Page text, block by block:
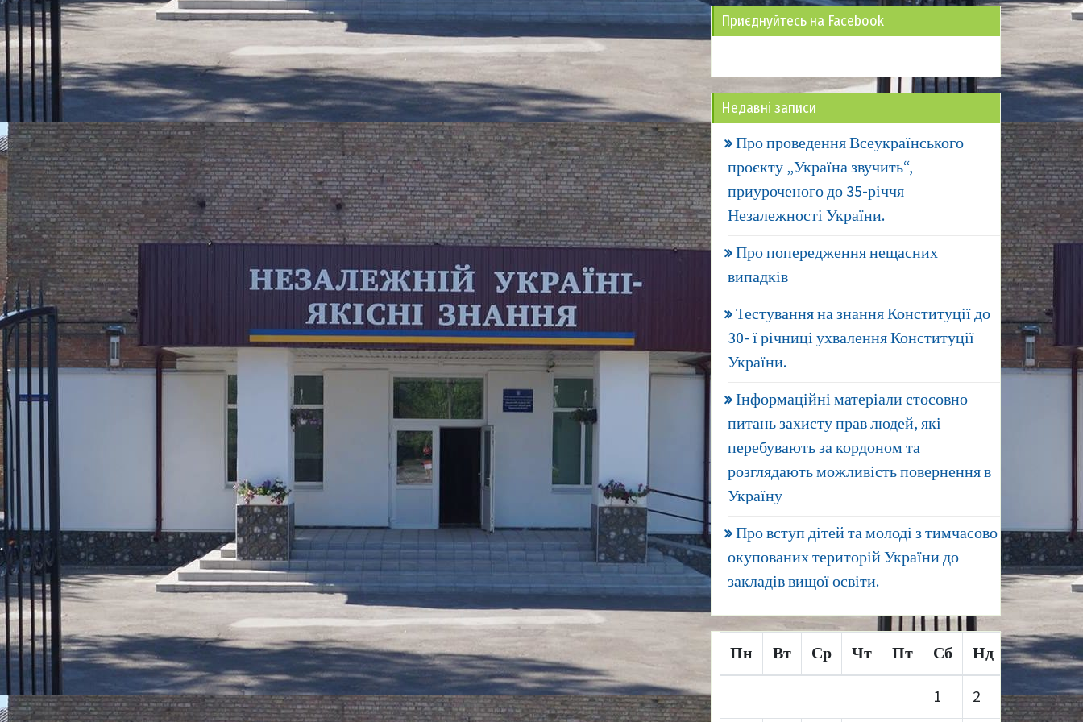
Приєднуйтесь на Facebook
Недавні записи
Про проведення Всеукраїнського
проєкту „Україна звучить“,
приуроченого до 35-річчя
Незалежності України.
Про попередження нещасних
випадків
Тестування на знання Конституції до
30- ї річниці ухвалення Конституції
України.
Інформаційні матеріали стосовно
питань захисту прав людей, які
перебувають за кордоном та
розглядають можливість повернення в
Україну
Про вступ дітей та молоді з тимчасово
окупованих територій України до
закладів вищої освіти.
Пн Вт Ср Чт Пт Сб Нд
1 2